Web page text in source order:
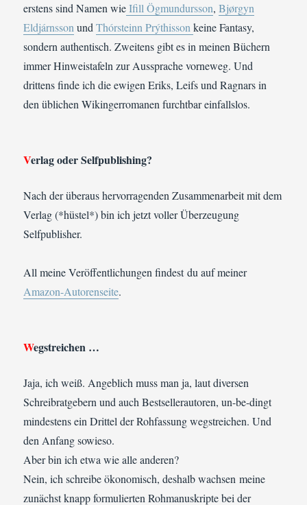
erstens sind Namen wieIfill Ögmundursson,Bjørgyn
EldjárnssonundThórsteinn Prýthissonkeine Fantasy,
sondern authentisch. Zweitens gibt es in meinen Büchern
immer Hinweistafeln zur Aussprache vorneweg. Und
drittens finde ich die ewigen Eriks, Leifs und Ragnars in
den üblichen Wikingerromanen furchtbar einfallslos.
Verlag oder Selfpublishing?
Nach der überaus hervorragenden Zusammenarbeit mit dem
Verlag (*hüstel*) bin ich jetzt voller Überzeugung
Selfpublisher.
All meine Veröffentlichungen findest du auf meiner
Amazon-Autorenseite.
Wegstreichen …
Jaja, ich weiß. Angeblich muss man ja, laut diversen
Schreibratgebern und auch Bestsellerautoren, un-be-dingt
mindestens ein Drittel der Rohfassung wegstreichen. Und
den Anfang sowieso.
Aber bin ich etwa wie alle anderen?
Nein, ich schreibe ökonomisch, deshalb wachsen meine
zunächst knapp formulierten Rohmanuskripte bei der